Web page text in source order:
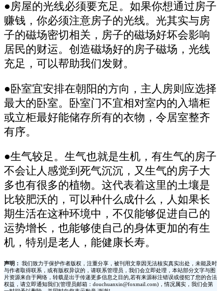
●房屋的光线必须要充足。如果你想通过房子
赚钱，你必须注意房子的光线。光其实与房
子的磁场密切相关，房子的磁场好坏会影响
居民的财运。创造磁场好的房子磁场，光线
充足，可以帮助我们发财。
●卧室宜安排在朝阳的方向，主人房则应选择
最大的卧室。卧室门不宜相对室内的入墙柜
或立柜最好能储存所有的衣物，令居室整齐
有序。
●生气较足。生气也就是生机，有生气的房子
不会让人感觉到死气沉沉，又生气的房子大
多也有很多的植物。这代表着这里的土壤是
比较肥沃的，可以种什么成什么，人如果长
期生活在这种环境中，不仅能够促进自己的
运势增长，也能够使自己的身体更加的有生
机，特别是老人，能健康长寿。
声明：
我们致力于保护作者版权，注重分享，被刊用文章因无法核实真实出处，未能及时
与作者取得联系，或有版权异议的，请联系管理员，我们会立即处理，本站部分文字与图
片资源来自于网络，转载是出于传递更多信息之目的,若有来源标注错误或侵犯了您的合法
权益，请立即通知我们(管理员邮箱：douchuanxin@foxmail.com)，情况属实，我们会第